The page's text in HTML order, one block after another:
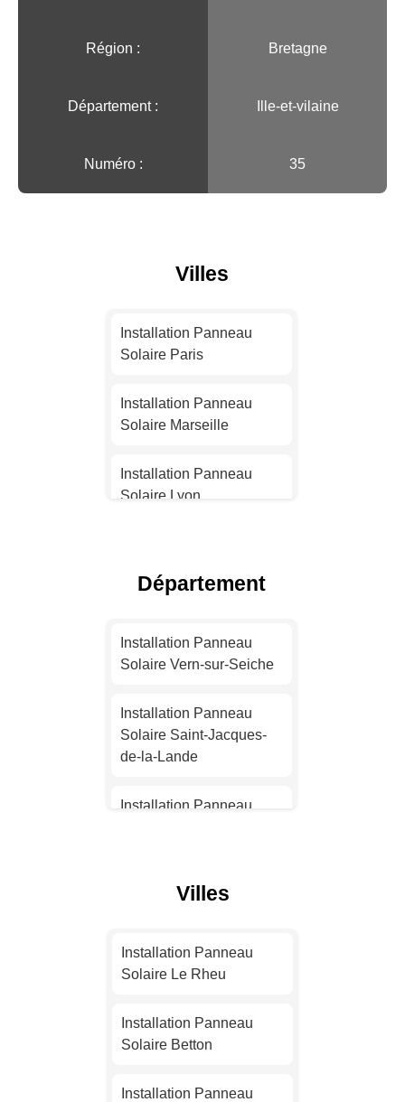
Région :️ Bretagne
Département : Ille-et-vilaine
Numéro : 35
Villes
Installation Panneau
Solaire Paris
Installation Panneau
Solaire Marseille
Installation Panneau
Solaire Lyon
Solaire Nice
Solaire Nantes
Installation Panneau
Installation Panneau
Installation Panneau
Installation Panneau
Département
Installation Panneau
Solaire Vern-sur-Seiche
Installation Panneau
Solaire Saint-Jacques-
de-la-Lande
Installation Panneau
Solaire Vitré
Installation Panneau
Solaire Chantepie
Installation Panneau
Solaire Le Rheu
Installation Panneau
Villes
Installation Panneau
Solaire Le Rheu
Installation Panneau
Solaire Betton
Installation Panneau